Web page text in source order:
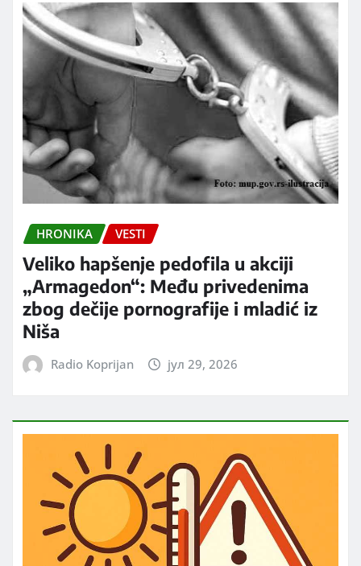
HRONIKA VESTI
Veliko hapšenje pedofila u akciji
„Armagedon“: Među privedenima
zbog dečije pornografije i mladić iz
Niša
Radio Koprijan јул 29, 2026